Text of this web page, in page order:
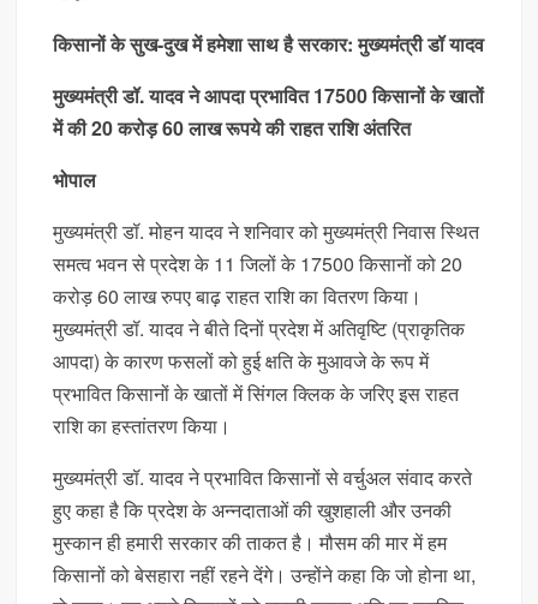
किसानों के सुख-दुख में हमेशा साथ है सरकार: मुख्यमंत्री डॉ यादव
मुख्यमंत्री डॉ. यादव ने आपदा प्रभावित 17500 किसानों के खातों
में की 20 करोड़ 60 लाख रूपये की राहत राशि अंतरित
भोपाल
मुख्यमंत्री डॉ. मोहन यादव ने शनिवार को मुख्यमंत्री निवास स्थित
समत्व भवन से प्रदेश के 11 जिलों के 17500 किसानों को 20
करोड़ 60 लाख रुपए बाढ़ राहत राशि का वितरण किया।
मुख्यमंत्री डॉ. यादव ने बीते दिनों प्रदेश में अतिवृष्टि (प्राकृतिक
आपदा) के कारण फसलों को हुई क्षति के मुआवजे के रूप में
प्रभावित किसानों के खातों में सिंगल क्लिक के जरिए इस राहत
राशि का हस्तांतरण किया।
मुख्यमंत्री डॉ. यादव ने प्रभावित किसानों से वर्चुअल संवाद करते
हुए कहा है कि प्रदेश के अन्नदाताओं की खुशहाली और उनकी
मुस्कान ही हमारी सरकार की ताकत है। मौसम की मार में हम
किसानों को बेसहारा नहीं रहने देंगे। उन्होंने कहा कि जो होना था,